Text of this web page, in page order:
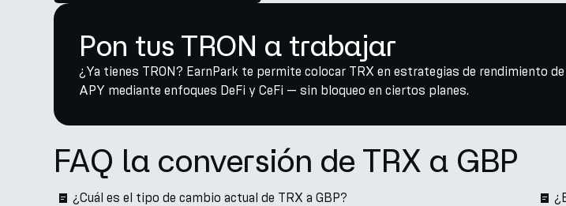
Pon tus TRON a trabajar
¿Ya tienes TRON? EarnPark te permite colocar TRX en estrategias de rendimiento
APY mediante enfoques DeFi y CeFi — sin bloqueo en ciertos planes.
FAQ la conversión de TRX a GBP
¿Cuál es el tipo de cambio actual de TRX a GBP?